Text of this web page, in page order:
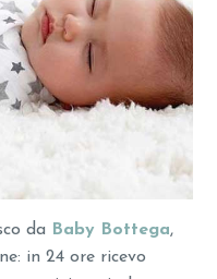
da Baby Bottega,
in 24 ore ricevo